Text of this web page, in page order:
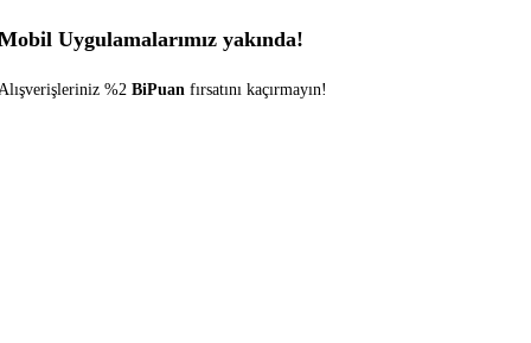
Uygulamalarımız yakında!
%2 BiPuan fırsatını kaçırmayın!